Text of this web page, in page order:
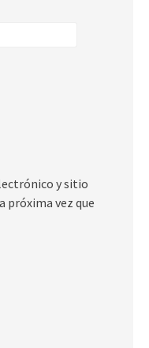
y sitio
próxima vez que